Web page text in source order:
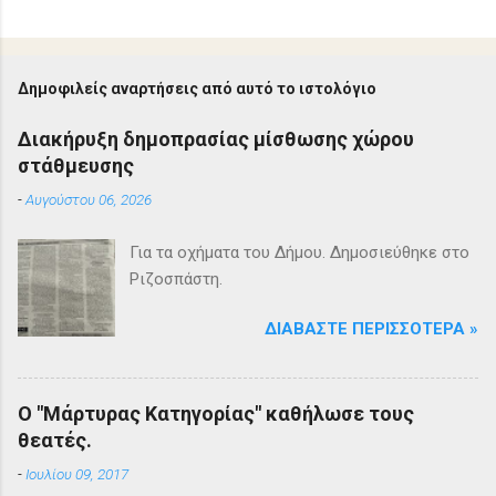
Δημοφιλείς αναρτήσεις από αυτό το ιστολόγιο
Διακήρυξη δημοπρασίας μίσθωσης χώρου
στάθμευσης
-Αυγούστου 06, 2026
Για τα οχήματα του Δήμου. Δημοσιεύθηκε στο
Ριζοσπάστη.
ΔΙΑΒΆΣΤΕ ΠΕΡΙΣΣΌΤΕΡΑ »
Ο "Μάρτυρας Κατηγορίας" καθήλωσε τους
θεατές.
-Ιουλίου 09, 2017